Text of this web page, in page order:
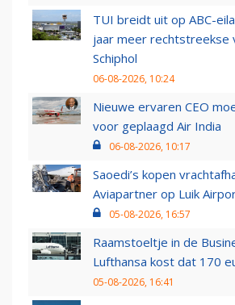
TUI breidt uit op ABC-
jaar meer rechtstreekse
Schiphol
06-08-2026, 10:24
Nieuwe ervaren CEO
voor geplaagd Air India
06-08-2026, 10:17
Saoedi’s kopen
Aviapartner op Luik
05-08-2026, 16:57
Raamstoeltje in de
Lufthansa kost dat 170
05-08-2026, 16:41